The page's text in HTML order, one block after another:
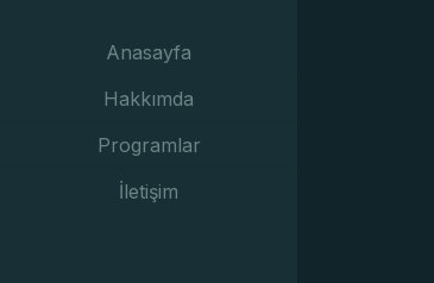
Anasayfa
Hakkımda
Programlar
İletişim